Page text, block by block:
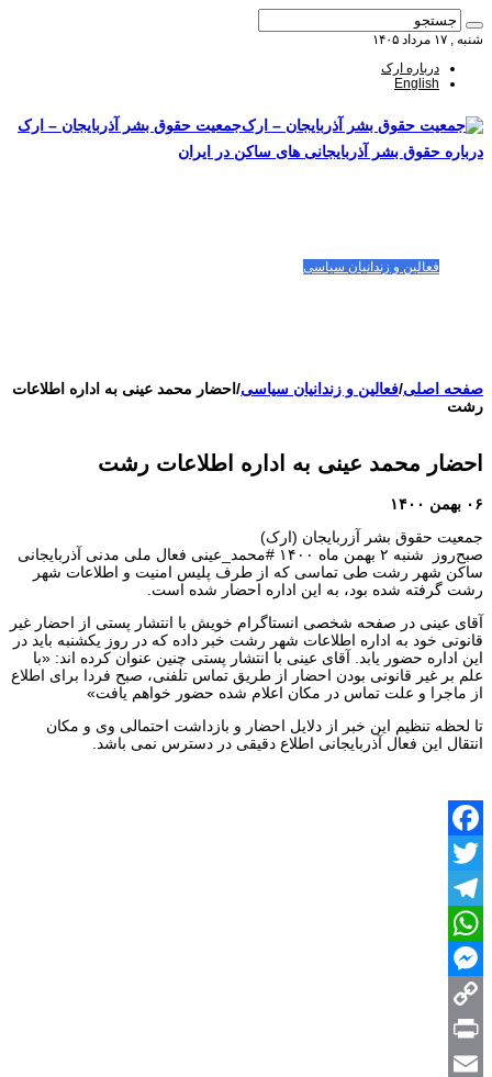
شنبه , ۱۷ مرداد ۱۴۰۵
درباره ارک
English
جمعیت حقوق بشر آذربایجان – ارک
درباره حقوق بشر آذربایجانی های ساکن در ایران
فعالین و زندانیان سیاسی
صفحه اصلی/فعالین و زندانیان سیاسی/ احضار محمد عینی به اداره اطلاعات
رشت
احضار محمد عینی به اداره اطلاعات رشت
۰۶ بهمن ۱۴۰۰
جمعیت حقوق بشر آزربایجان (ارک)
صبح‌روز ‌ شنبه‌ ۲ بهمن‌ ماه‌ ۱۴۰۰ #محمد‌_عینی‌ فعال‌ ملی‌ مدنی‌ آذربایجانی‌
ساکن‌ شهر رشت‌ طی‌ تماسی‌ که از‌ طرف پلیس‌ امنیت‌ و‌ اطلاعات‌ شهر
رشت‌ گرفته شده‌ بود، به‌ این‌ اداره احضار‌ شده‌ است.
آقای‌ عینی‌ در‌ صفحه‌ شخصی انستاگرام‌ خویش‌ با‌ انتشار‌ پستی‌ از‌ احضار‌ غیر‌
قانونی‌ خود‌ به‌ اداره‌ اطلاعات‌ شهر رشت‌‌ خبر‌ داده‌ که‌ در‌ روز‌ یکشنبه‌ باید‌ در
این‌ اداره‌ حضور‌ یابد. آقای‌ عینی‌ با‌ انتشار‌ پستی‌ چنین‌ عنوان‌ کرده‌ اند: «با‌
علم‌ بر غیر‌ قانونی‌ بودن‌ احضار از طریق تماس تلفنی، صبح فردا برای اطلاع‌
از ماجرا و‌ علت‌ تماس‌ در‌ مکان‌ اعلام‌ شده‌ حضور‌ خواهم‌ یافت»
تا لحظه تنظیم این خبر از دلایل احضار و بازداشت احتمالی وی و مکان
انتقال این فعال آذربایجانی اطلاع دقیقی در دسترس نمی باشد.
Facebook
Twitter
Telegram
WhatsApp
Messenger
Copy
Link
Print